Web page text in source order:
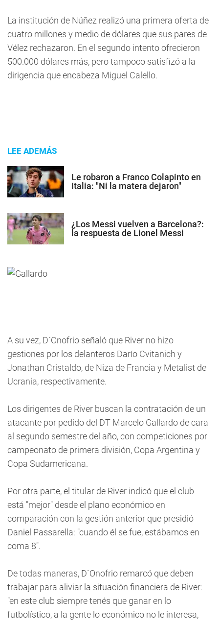
La institución de Núñez realizó una primera oferta de
cuatro millones y medio de dólares que sus pares de
Vélez rechazaron. En el segundo intento ofrecieron
500.000 dólares más, pero tampoco satisfizó a la
dirigencia que encabeza Miguel Calello.
LEE ADEMÁS
Le robaron a Franco Colapinto en
Italia: "Ni la matera dejaron"
¿Los Messi vuelven a Barcelona?:
la respuesta de Lionel Messi
A su vez, D`Onofrio señaló que River no hizo
gestiones por los delanteros Darío Cvitanich y
Jonathan Cristaldo, de Niza de Francia y Metalist de
Ucrania, respectivamente.
Los dirigentes de River buscan la contratación de un
atacante por pedido del DT Marcelo Gallardo de cara
al segundo semestre del año, con competiciones por
campeonato de primera división, Copa Argentina y
Copa Sudamericana.
Por otra parte, el titular de River indicó que el club
está "mejor" desde el plano económico en
comparación con la gestión anterior que presidió
Daniel Passarella: "cuando él se fue, estábamos en
coma 8".
De todas maneras, D`Onofrio remarcó que deben
trabajar para aliviar la situación financiera de River:
"en este club siempre tenés que ganar en lo
futbolístico, a la gente lo económico no le interesa,